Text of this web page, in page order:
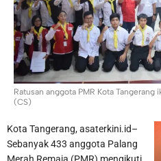
Polsek Neglasari Tangkap
Barang Bukti
Ratusan anggota PMR Kota
(CS)
Kota Tangerang, asaterkini.id–
Sebanyak 433 anggota Palang